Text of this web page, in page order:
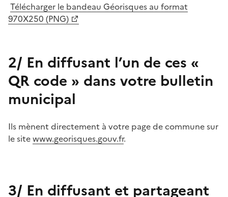
Télécharger le bandeau Géorisques au format
970X250 (PNG)
2/ En diffusant l’un de ces «
QR code » dans votre bulletin
municipal
Ils mènent directement à votre page de commune sur
le sitewww.georisques.gouv.fr.
3/ En diffusant et partageant